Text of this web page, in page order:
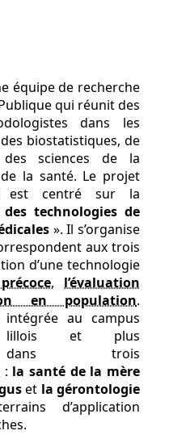
équipe de recherche
qui réunit des
dans les
biostatistiques, de
des sciences de la
la santé. Le projet
est centré sur la
technologies de
». Il s’organise
aux trois
d’une technologie
, l’évaluation
en population.
intégrée au campus
lillois et plus
dans trois
: la santé de la mère
et la gérontologie
d’application